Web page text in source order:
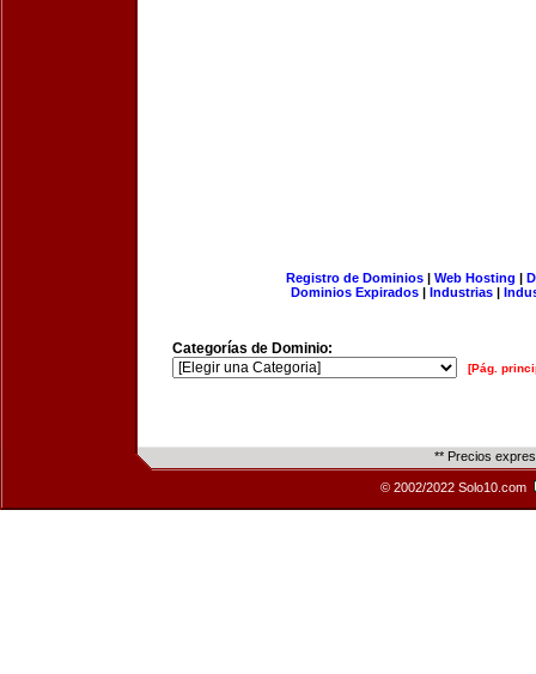
Registro de Dominios| Web Hosting |
Dominios Expirados | Industrias |
Categorías de Dominio:
[Pág.
** Precios
© 2002/2022 Solo10.com